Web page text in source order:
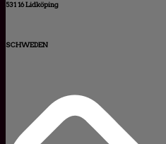
531 16 Lidköping
SCHWEDEN